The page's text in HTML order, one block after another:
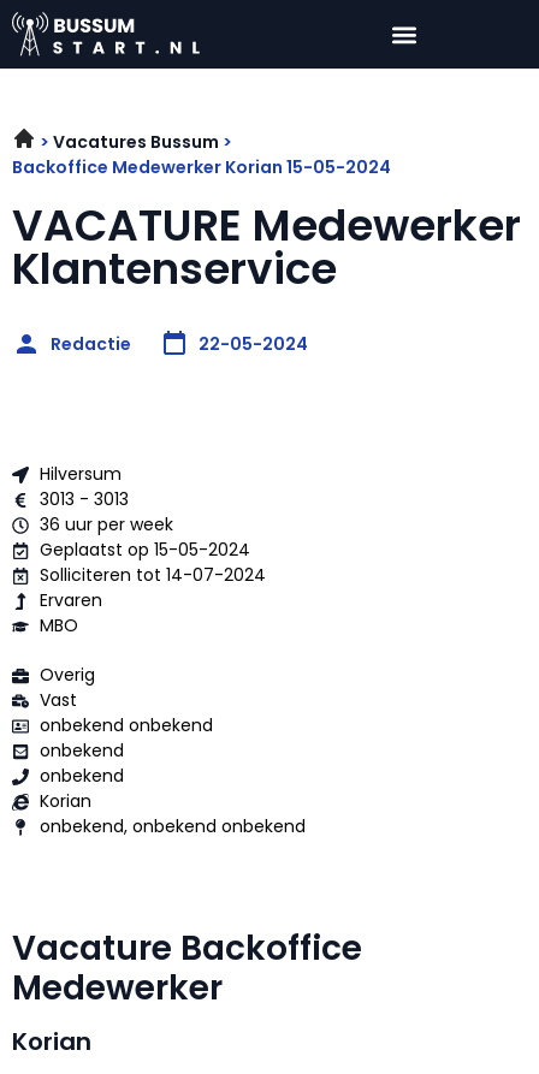
Vacatures Bussum
Backoffice Medewerker Korian 15-05-2024
VACATURE Medewerker
Klantenservice
Redactie 22-05-2024
Hilversum
3013 - 3013
36 uur per week
Geplaatst op 15-05-2024
Solliciteren tot 14-07-2024
Ervaren
MBO
Overig
Vast
onbekend onbekend
onbekend
onbekend
Korian
onbekend, onbekend onbekend
Vacature Backoffice
Medewerker
Korian